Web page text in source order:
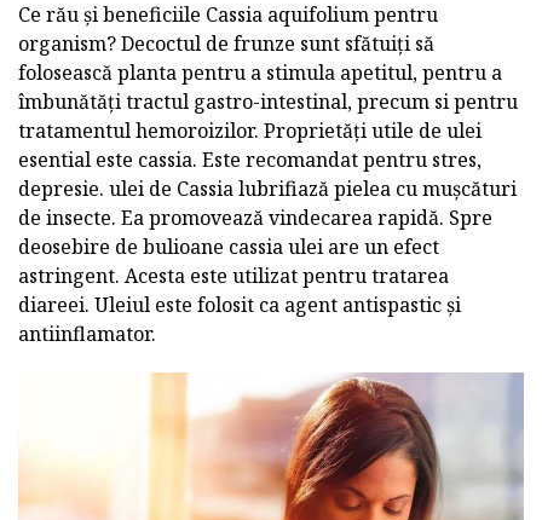
Ce rău și beneficiile Cassia aquifolium pentru
organism? Decoctul de frunze sunt sfătuiți să
folosească planta pentru a stimula apetitul, pentru a
îmbunătăți tractul gastro-intestinal, precum si pentru
tratamentul hemoroizilor. Proprietăți utile de ulei
esential este cassia. Este recomandat pentru stres,
depresie. ulei de Cassia lubrifiază pielea cu mușcături
de insecte. Ea promovează vindecarea rapidă. Spre
deosebire de bulioane cassia ulei are un efect
astringent. Acesta este utilizat pentru tratarea
diareei. Uleiul este folosit ca agent antispastic și
antiinflamator.